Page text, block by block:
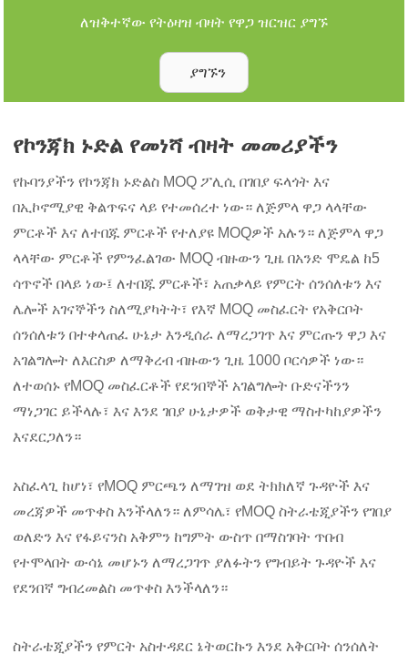
ለዝቅተኛው የትዕዛዝ ብዛት የዋጋ ዝርዝር ያግኙ
ያግኙን
የኮንጃክ ኑድል የመነሻ ብዛት መመሪያችን
የኩባንያችን የኮንጃክ ኑድልስ MOQ ፖሊሲ በገበያ ፍላጎት እና
በኢኮኖሚያዊ ቅልጥፍና ላይ የተመሰረተ ነው። ለጅምላ ዋጋ ላላቸው
ምርቶች እና ለተበጁ ምርቶች የተለያዩ MOQዎች አሉን። ለጅምላ ዋጋ
ላላቸው ምርቶች የምንፈልገው MOQ ብዙውን ጊዜ በአንድ ሞዴል ከ5
ሳጥኖች በላይ ነው፤ ለተበጁ ምርቶች፣ አጠቃላይ የምርት ሰንሰለቱን እና
ሌሎች አገናኞችን ስለሚያካትት፣ የእኛ MOQ መስፈርት የአቅርቦት
ሰንሰለቱን በተቀላጠፈ ሁኔታ እንዲሰራ ለማረጋገጥ እና ምርጡን ዋጋ እና
አገልግሎት ለእርስዎ ለማቅረብ ብዙውን ጊዜ 1000 ቦርሳዎች ነው።
ለተወሰኑ የMOQ መስፈርቶች የደንበኞች አገልግሎት ቡድናችንን
ማነጋገር ይችላሉ፣ እና እንደ ገበያ ሁኔታዎች ወቅታዊ ማስተካከያዎችን
እናደርጋለን።
አስፈላጊ ከሆነ፣ የMOQ ምርጫን ለማገዝ ወደ ትክክለኛ ጉዳዮች እና
መረጃዎች መጥቀስ እንችላለን። ለምሳሌ፣ የMOQ ስትራቴጂያችን የገበያ
ወለድን እና የፋይናንስ አቅምን ከግምት ውስጥ በማስገባት ጥበብ
የተሞላበት ውሳኔ መሆኑን ለማረጋገጥ ያለፉትን የግብይት ጉዳዮች እና
የደንበኛ ግብረመልስ መጥቀስ እንችላለን።
ስትራቴጂያችን የምርት አስተዳደር ኔትወርኩን እንደ አቅርቦት ሰንሰለት